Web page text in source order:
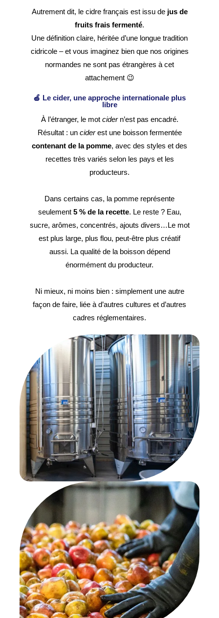
Autrement dit, le cidre français est issu de jus de
fruits frais fermenté.
Une définition claire, héritée d’une longue tradition
cidricole – et vous imaginez bien que nos origines
normandes ne sont pas étrangères à cet
attachement 😉
🍏 Le cider, une approche internationale plus
libre
À l’étranger, le mot cidern’est pas encadré.
Résultat : un ciderest une boisson fermentée
contenant de la pomme, avec des styles et des
recettes très variés selon les pays et les
producteurs.
Dans certains cas, la pomme représente
seulement 5 % de la recette. Le reste ? Eau,
sucre, arômes, concentrés, ajouts divers…Le mot
est plus large, plus flou, peut-être plus créatif
aussi. La qualité de la boisson dépend
énormément du producteur.
Ni mieux, ni moins bien : simplement une autre
façon de faire, liée à d’autres cultures et d’autres
cadres réglementaires.